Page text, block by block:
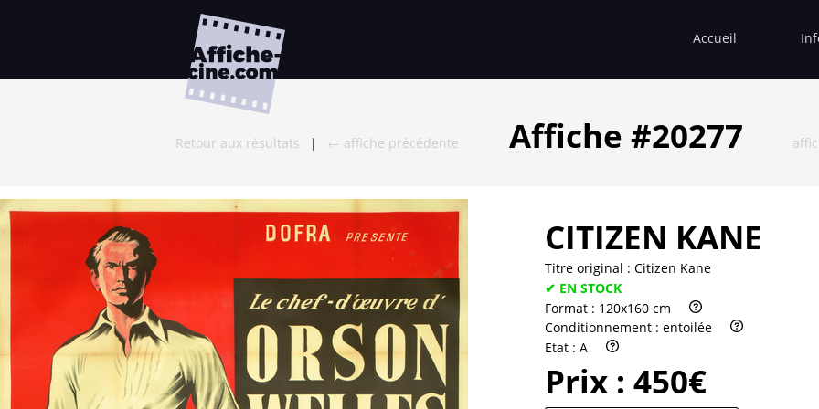
Accueil
Retour aux résultats | ← affiche précédente Affiche #20277
CITIZEN KANE
Titre original : Citizen Kane
✔ EN STOCK
Format : 120x160 cm
Conditionnement : entoilée
Etat : A
Prix : 450€